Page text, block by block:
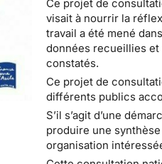
Ce projet de
visait à nourrir la
travail a été mené
données recueillies
constatés.
Ce projet de
différents publics
S’il s’agit d’une
produire une
organisation